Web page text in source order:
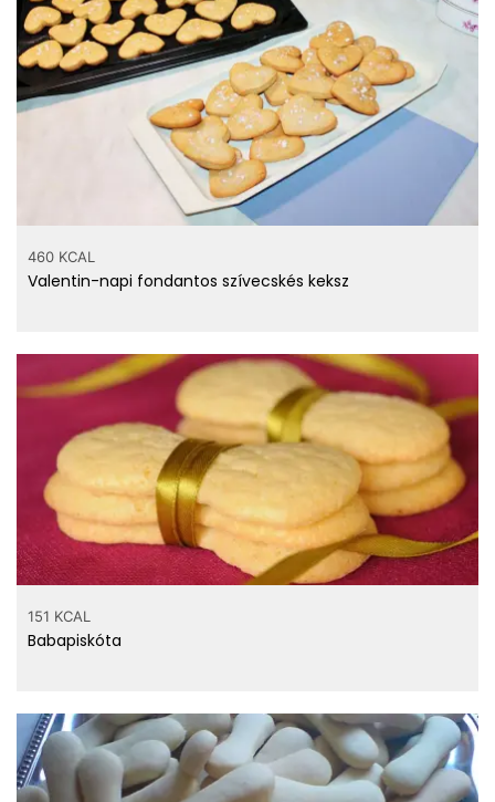
460 KCAL
Valentin-napi fondantos szívecskés keksz
151 KCAL
Babapiskóta